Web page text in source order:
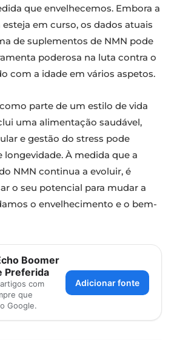
que envelhecemos. Embora a
em curso, os dados atuais
de suplementos de NMN pode
poderosa na luta contra o
com a idade em vários aspetos.
parte de um estilo de vida
uma alimentação saudável,
e gestão do stress pode
longevidade. À medida que a
NMN continua a evoluir, é
o seu potencial para mudar a
o envelhecimento e o bem-
Boomer
Preferida
com
que
Google.
Adicionar fonte